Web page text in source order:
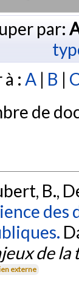
par:
: A | B |
de
B.,
des
de
externe